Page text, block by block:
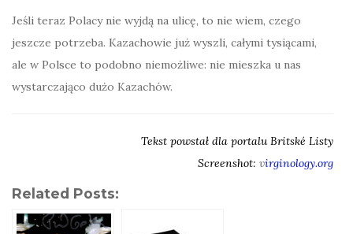
Jeśli teraz Polacy nie wyjdą na ulicę, to nie wiem, czego
jeszcze potrzeba. Kazachowie już wyszli, całymi tysiącami,
ale w Polsce to podobno niemożliwe: nie mieszka u nas
wystarczająco dużo Kazachów.
Tekst powstał dla portalu Britské Listy
Screenshot: virginology.org
Related Posts: